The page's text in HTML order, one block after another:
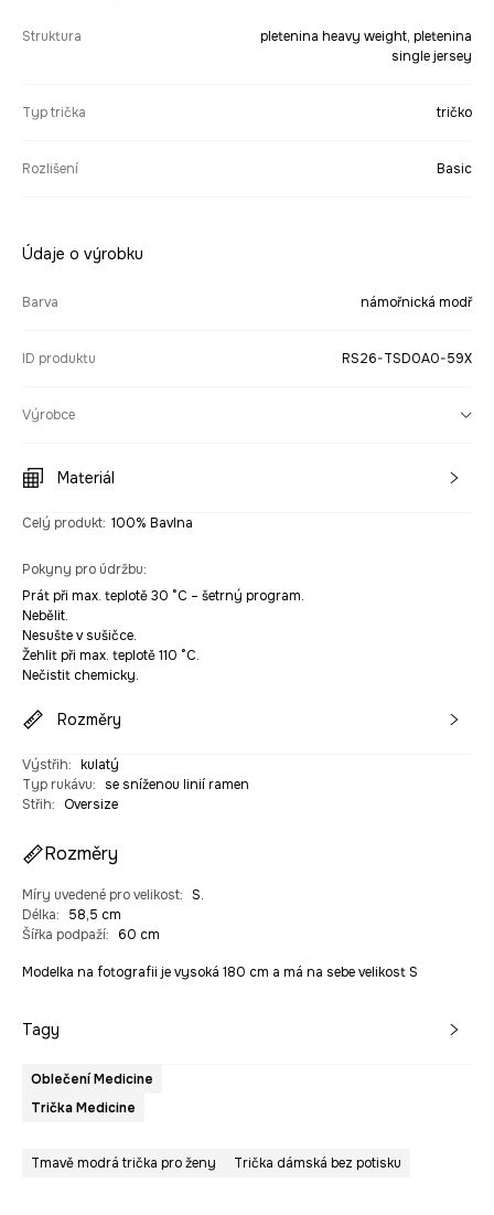
Struktura
pletenina heavy weight, pletenina
single jersey
Typ trička tričko
Rozlišení Basic
Údaje o výrobku
Barva námořnická modř
ID produktu RS26-TSD0A0-59X
Výrobce
Materiál
Celý produkt: 100% Bavlna
Pokyny pro údržbu:
Prát při max. teplotě 30 °C – šetrný program.
Nebělit.
Nesušte v sušičce.
Žehlit při max. teplotě 110 °C.
Nečistit chemicky.
Rozměry
Výstřih: kulatý
Typ rukávu:
se sníženou linií ramen
Střih: Oversize
Rozměry
Míry uvedené pro velikost: S.
Délka:
58,5 cm
Šířka podpaží: 60 cm
Modelka na fotografii je vysoká 180 cm a má na sebe velikost S
Tagy
Oblečení Medicine
Trička Medicine
Tmavě modrá trička pro ženy Trička dámská bez potisku